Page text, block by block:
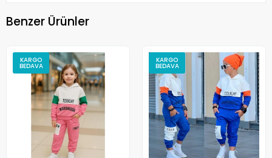
Benzer Ürünler
KARGO
BEDAVA
KARGO
BEDAVA